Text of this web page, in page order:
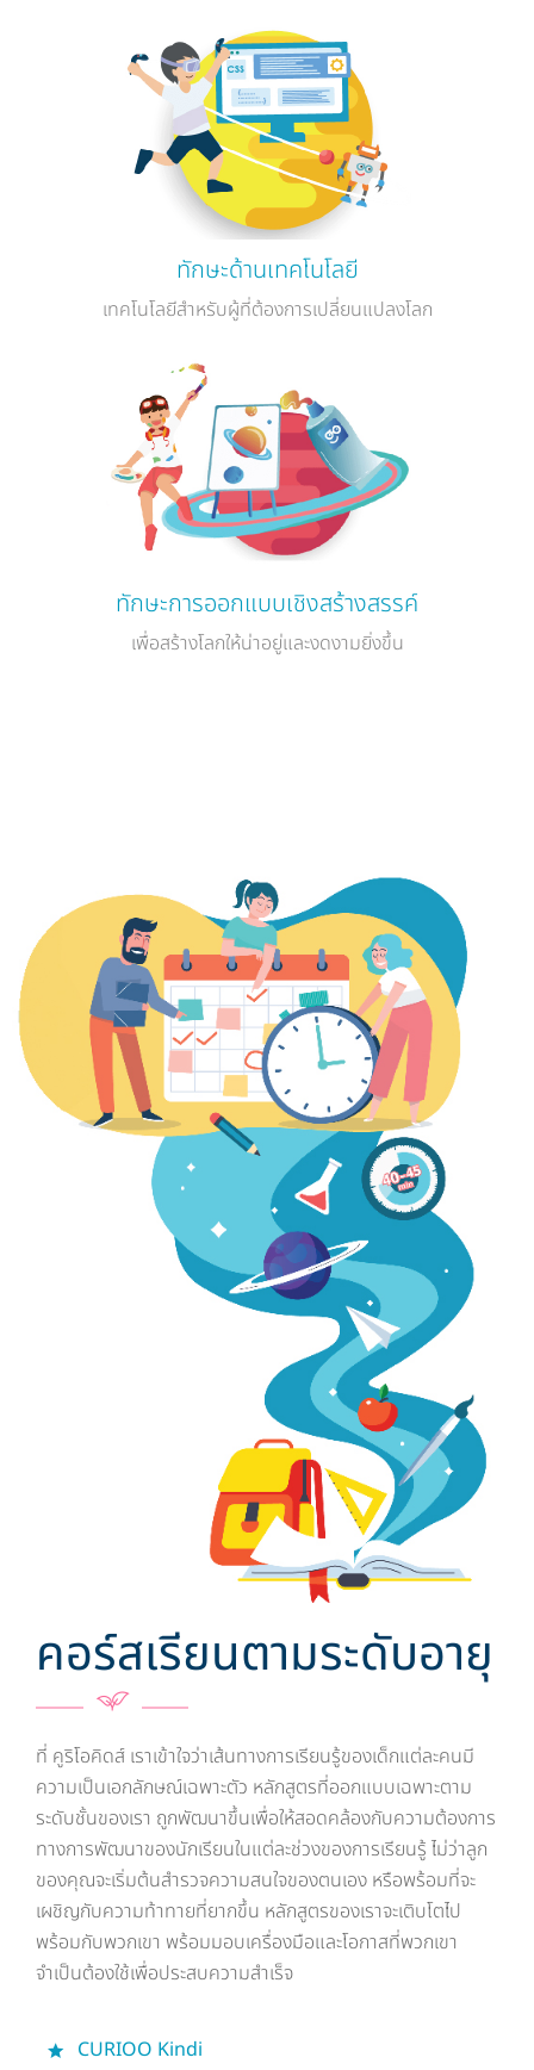
ทักษะด้านเทคโนโลยี
เทคโนโลยีสำหรับผู้ที่ต้องการเปลี่ยนแปลงโลก
ทักษะการออกแบบเชิงสร้างสรรค์
เพื่อสร้างโลกให้น่าอยู่และงดงามยิ่งขึ้น
คอร์สเรียนตามระดับอายุ
ที่ คูริโอคิดส์ เราเข้าใจว่าเส้นทางการเรียนรู้ของเด็กแต่ละคนมี
ความเป็นเอกลักษณ์เฉพาะตัว หลักสูตรที่ออกแบบเฉพาะตาม
ระดับชั้นของเรา ถูกพัฒนาขึ้นเพื่อให้สอดคล้องกับความต้องการ
ทางการพัฒนาของนักเรียนในแต่ละช่วงของการเรียนรู้ ไม่ว่าลูก
ของคุณจะเริ่มต้นสำรวจความสนใจของตนเอง หรือพร้อมที่จะ
เผชิญกับความท้าทายที่ยากขึ้น หลักสูตรของเราจะเติบโตไป
พร้อมกับพวกเขา พร้อมมอบเครื่องมือและโอกาสที่พวกเขา
จำเป็นต้องใช้เพื่อประสบความสำเร็จ
CURIOO Kindi